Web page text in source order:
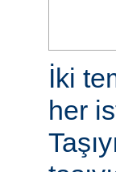
İki
her